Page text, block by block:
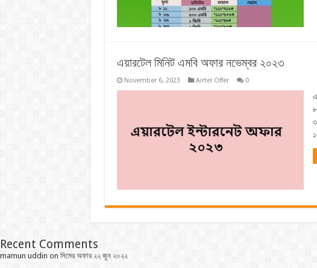
এয়ারটেল মিনিট এমবি অফার নভেম্বর ২০২৩
November 6, 2023 Airtel Offer 0
Recent Comments
mamun uddin on সিমের অফার ২২ জুন ২০২২